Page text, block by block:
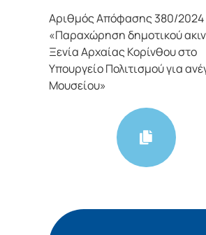
Αριθμός Απόφασης 380/
«Παραχώρηση δημοτικού
Ξενία Αρχαίας Κορίνθου στο
Υπουργείο Πολιτισμού για
Μουσείου»